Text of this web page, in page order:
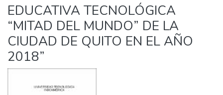
EDUCATIVA TECNOLÓGICA
“MITAD DEL MUNDO” DE LA
CIUDAD DE QUITO EN EL AÑO
2018”